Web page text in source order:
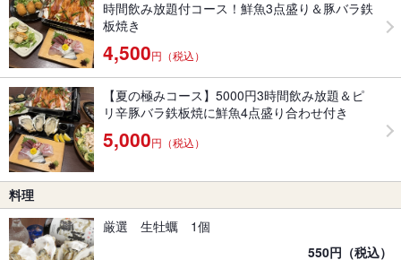
時間飲み放題付コース！鮮魚3点盛り＆豚バラ鉄
板焼き
4,500円（税込）
【夏の極みコース】5000円3時間飲み放題＆ピ
リ辛豚バラ鉄板焼に鮮魚4点盛り合わせ付き
5,000円（税込）
料理
厳選 生牡蠣 1個
550円（税込）